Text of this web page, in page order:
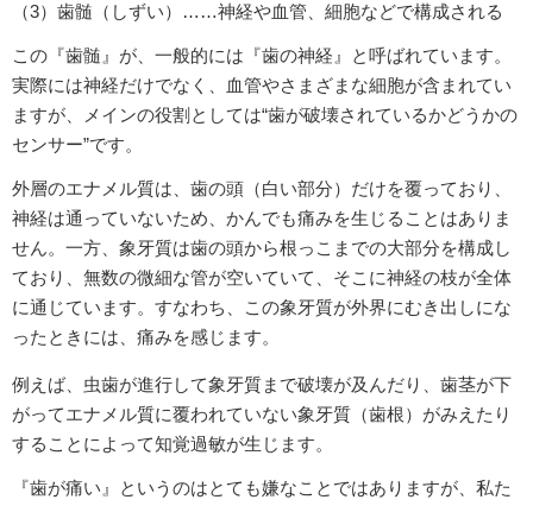
（3）歯髄（しずい）……神経や血管、細胞などで構成される
この『歯髄』が、一般的には『歯の神経』と呼ばれています。
実際には神経だけでなく、血管やさまざまな細胞が含まれてい
ますが、メインの役割としては“歯が破壊されているかどうかの
センサー”です。
外層のエナメル質は、歯の頭（白い部分）だけを覆っており、
神経は通っていないため、かんでも痛みを生じることはありま
せん。一方、象牙質は歯の頭から根っこまでの大部分を構成し
ており、無数の微細な管が空いていて、そこに神経の枝が全体
に通じています。すなわち、この象牙質が外界にむき出しにな
ったときには、痛みを感じます。
例えば、虫歯が進行して象牙質まで破壊が及んだり、歯茎が下
がってエナメル質に覆われていない象牙質（歯根）がみえたり
することによって知覚過敏が生じます。
『歯が痛い』というのはとても嫌なことではありますが、私た